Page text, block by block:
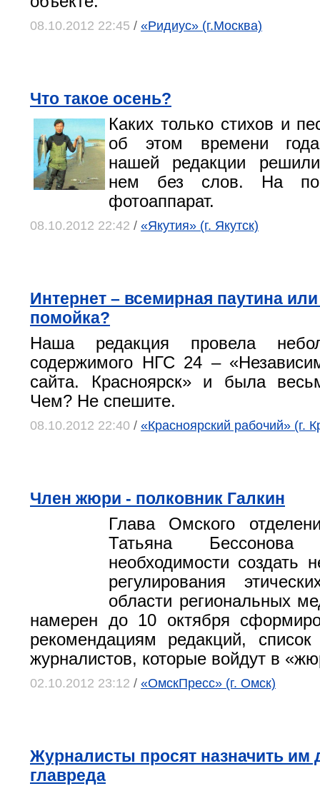
08.10.2012 22:45 / «Ридиус» (г.Москва)
Что такое осень?
Каких только стихов и
об этом времени
нашей редакции
нем без слов. На
фотоаппарат.
08.10.2012 22:42 / «Якутия» (г. Якутск)
Интернет – всемирная паутина
помойка?
Наша редакция провела
содержимого НГС 24 –
сайта. Красноярск» и была
Чем? Не спешите.
08.10.2012 22:40 / «Красноярский рабочий» (г.
Член жюри - полковник Галкин
Глава Омского
Татьяна
необходимости создать
регулирования
области региональных
намерен до 10 октября
рекомендациям редакций,
журналистов, которые войдут в
02.10.2012 23:12 / «ОмскПресс» (г. Омск)
Журналисты просят назначить им
главреда